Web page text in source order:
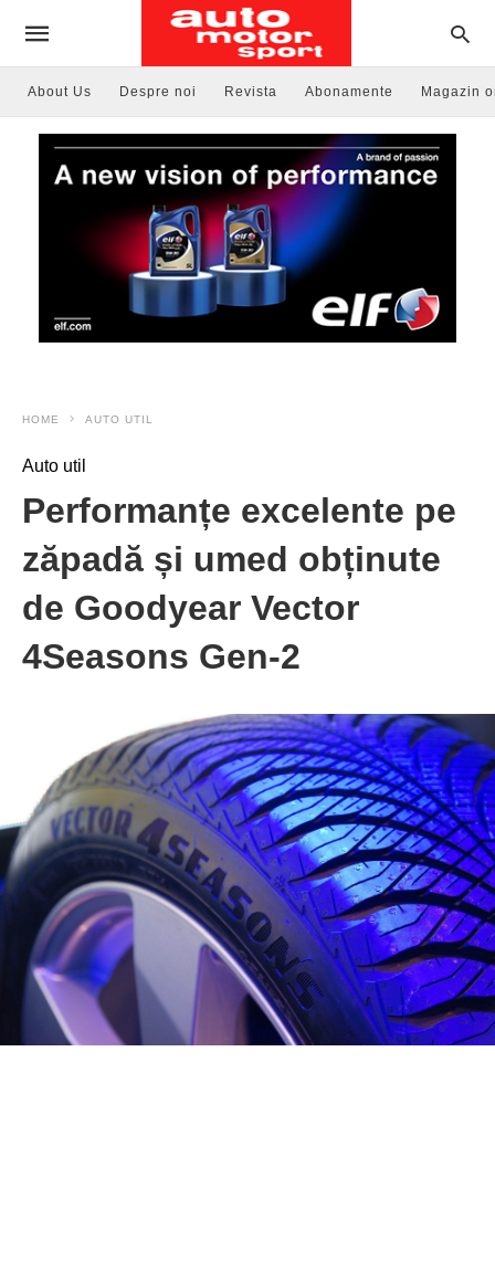
About Us Despre noi Revista Abonamente Magazin
HOME AUTO UTIL
Auto util
Performanțe excelente pe
zăpadă și umed obținute
de Goodyear Vector
4Seasons Gen-2